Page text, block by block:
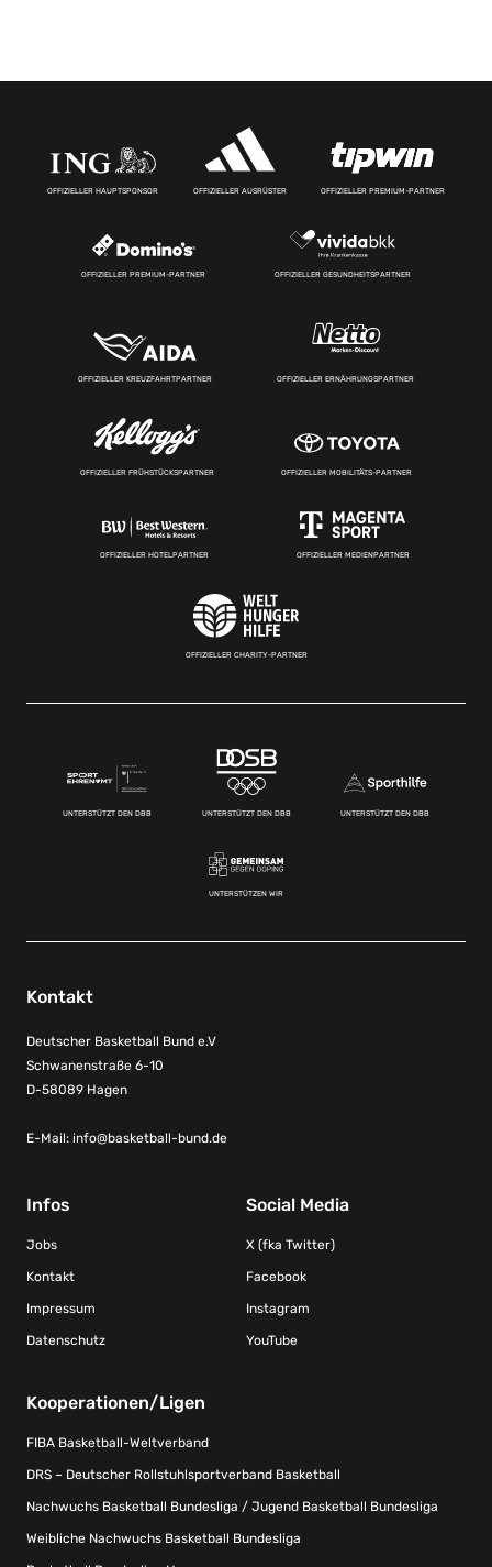
OFFIZIELLER HAUPTSPONSOR OFFIZIELLER AUSRÜSTER OFFIZIELLER PREMIUM-PARTNER
OFFIZIELLER PREMIUM-PARTNER OFFIZIELLER GESUNDHEITSPARTNER
OFFIZIELLER KREUZFAHRTPARTNER OFFIZIELLER ERNÄHRUNGSPARTNER
OFFIZIELLER FRÜHSTÜCKSPARTNER OFFIZIELLER MOBILITÄTS-PARTNER
OFFIZIELLER HOTELPARTNER OFFIZIELLER MEDIENPARTNER
OFFIZIELLER CHARITY-PARTNER
UNTERSTÜTZT DEN DBB UNTERSTÜTZT DEN DBB UNTERSTÜTZT DEN DBB
UNTERSTÜTZEN WIR
Kontakt
Deutscher Basketball Bund e.V
Schwanenstraße 6-10
D-58089 Hagen
E-Mail: info@basketball-bund.de
Infos
Jobs
Kontakt
Impressum
Datenschutz
Social Media
X (fka Twitter)
Facebook
Instagram
YouTube
Kooperationen/Ligen
FIBA Basketball-Weltverband
DRS – Deutscher Rollstuhlsportverband Basketball
Nachwuchs Basketball Bundesliga / Jugend Basketball Bundesliga
Weibliche Nachwuchs Basketball Bundesliga